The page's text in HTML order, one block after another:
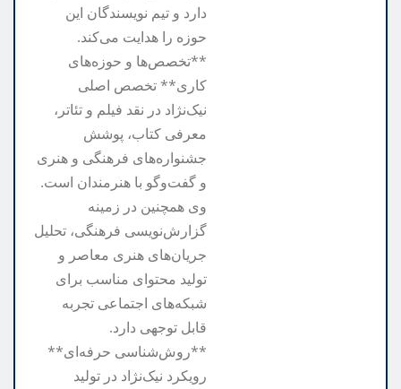
دارد و تیم نویسندگان این
حوزه را هدایت می‌کند.
**تخصص‌ها و حوزه‌های
کاری** تخصص اصلی
نیک‌نژاد در نقد فیلم و تئاتر،
معرفی کتاب، پوشش
جشنواره‌های فرهنگی و هنری
و گفت‌وگو با هنرمندان است.
وی همچنین در زمینه
گزارش‌نویسی فرهنگی، تحلیل
جریان‌های هنری معاصر و
تولید محتوای مناسب برای
شبکه‌های اجتماعی تجربه
قابل توجهی دارد.
**روش‌شناسی حرفه‌ای**
رویکرد نیک‌نژاد در تولید